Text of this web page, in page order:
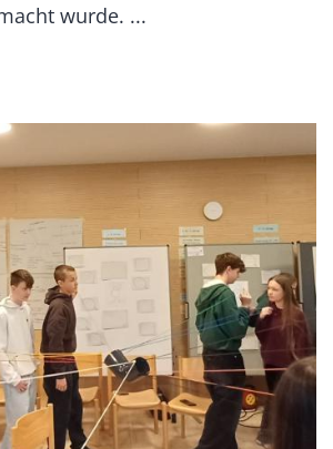
wurde. ...